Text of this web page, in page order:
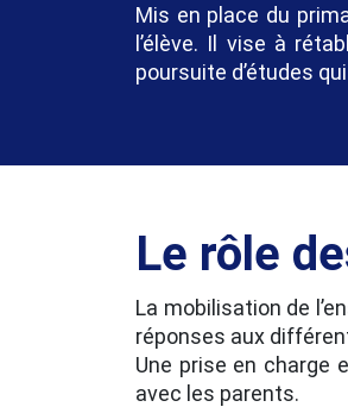
Mis en place du
l’élève. Il vise à
poursuite d’études
Le rôle
La mobilisation de
réponses aux
Une prise en charge
avec les parents.